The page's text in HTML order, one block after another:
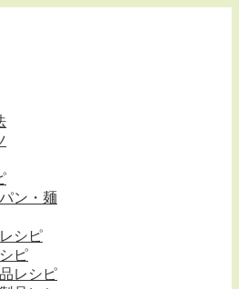
ン・麺
シピ
ピ
レシピ